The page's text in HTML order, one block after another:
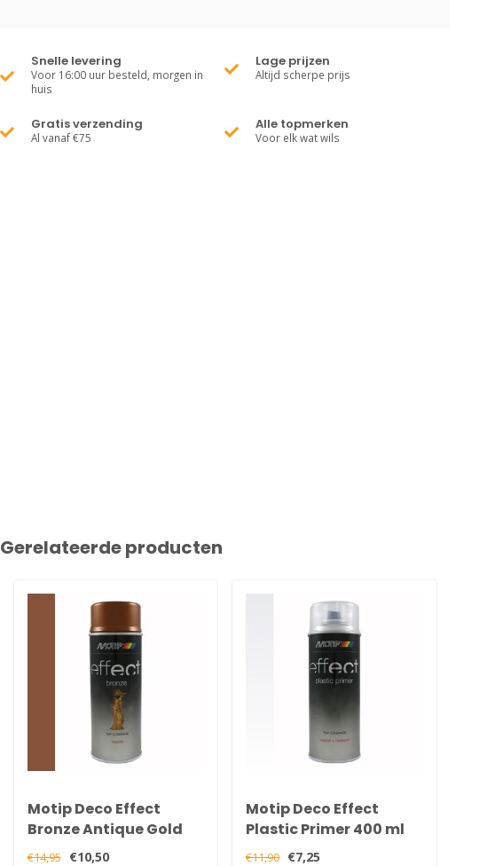
Snelle levering
Voor 16:00 uur besteld, morgen in
huis
Lage prijzen
Altijd scherpe prijs
Gratis verzending
Al vanaf €75
Alle topmerken
Voor elk wat wils
Gerelateerde producten
Motip Deco Effect
Bronze Antique Gold
400 ml
€14,95 €10,50
Motip Deco Effect
Plastic Primer 400 ml
€11,90 €7,25